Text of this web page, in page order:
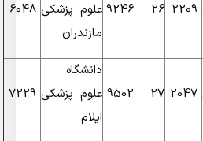
26
9246
علوم پزشکی
مازندران
6048
27
9502
دانشگاه
علوم پزشکی7229